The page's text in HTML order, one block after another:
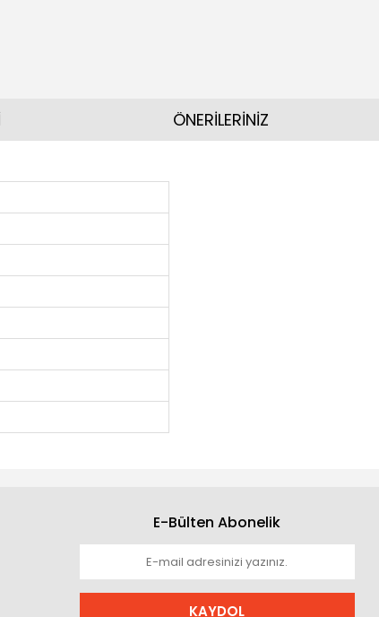
ÖNERİLERİNİZ
E-Bülten Abonelik
KAYDOL